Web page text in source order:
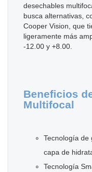
desechables
busca alternativas,
Cooper Vision, que
ligeramente más
-12.00 y +8.00.
Beneficios
Multifocal
Tecnología de
capa de
Tecnología